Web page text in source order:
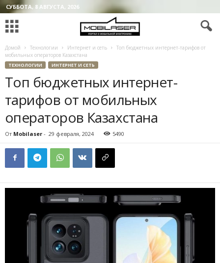
СУББОТА, 8 АВГУСТА, 2026
Домой Технологии Интернет и сеть
Топ бюджетных интернет-тарифов от
мобильных операторов Казахстана
ТЕХНОЛОГИИ ИНТЕРНЕТ И СЕТЬ
Топ бюджетных интернет-
тарифов от мобильных
операторов Казахстана
От Mobilaser - 29 февраля, 2024 5490